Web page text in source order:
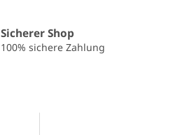
Sicherer Shop
100% sichere Zahlung